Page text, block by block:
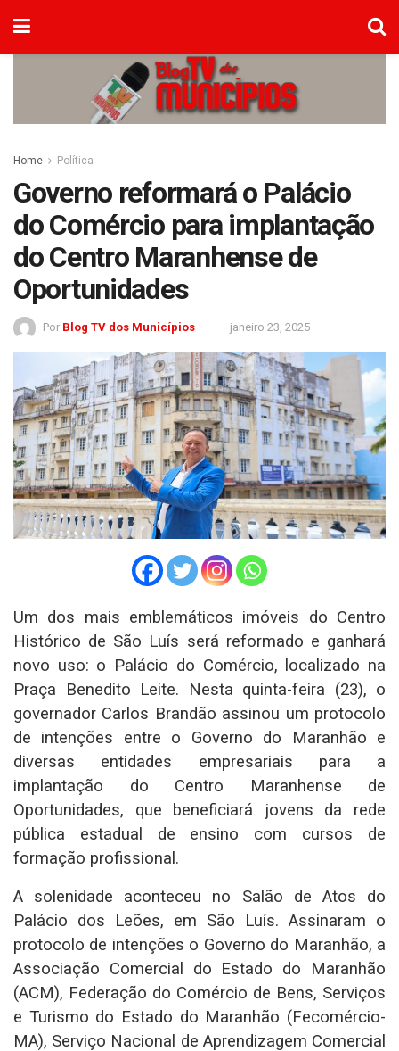
Home Política
Governo reformará o Palácio
do Comércio para implantação
do Centro Maranhense de
Oportunidades
Por Blog TV dos Municípios janeiro 23, 2025
Um dos mais emblemáticos imóveis do Centro
Histórico de São Luís será reformado e ganhará
novo uso: o Palácio do Comércio, localizado na
Praça Benedito Leite. Nesta quinta-feira (23), o
governador Carlos Brandão assinou um protocolo
de intenções entre o Governo do Maranhão e
diversas entidades empresariais para a
implantação do Centro Maranhense de
Oportunidades, que beneficiará jovens da rede
pública estadual de ensino com cursos de
formação profissional.
A solenidade aconteceu no Salão de Atos do
Palácio dos Leões, em São Luís. Assinaram o
protocolo de intenções o Governo do Maranhão, a
Associação Comercial do Estado do Maranhão
(ACM), Federação do Comércio de Bens, Serviços
e Turismo do Estado do Maranhão (Fecomércio-
MA), Serviço Nacional de Aprendizagem Comercial